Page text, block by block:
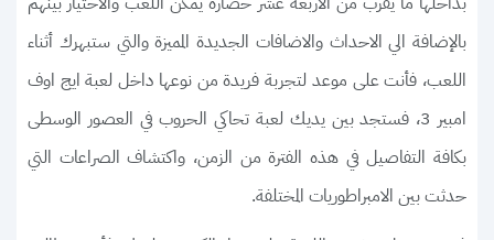
بالإضافة الي الاحداث والاضافات الجديدة المميزة والتي ستبهرك أثناء
اللعب، فأنت على موعد لتجربة فريدة من نوعها داخل لعبة ايج اوف
امبير 3، فستجد بين يديك لعبة تحاكي الحروب في العصور الوسطى
بكافة التفاصيل في هذه الفترة من الزمن، واكتشاف الصراعات التي
حدثت بين الامبراطوريات المختلفة.